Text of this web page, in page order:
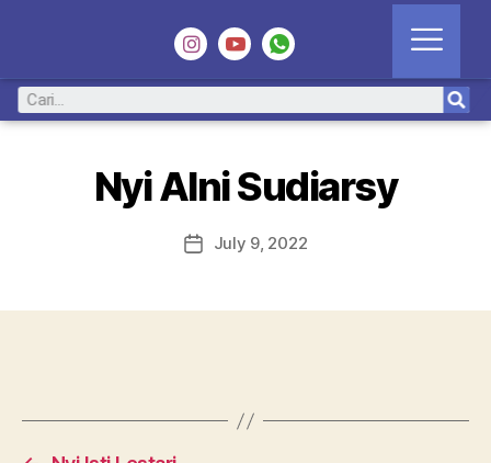
Nyi Alni Sudiarsy
July 9, 2022